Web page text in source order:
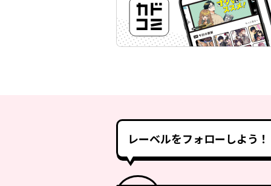
レーベルをフォローしよう！